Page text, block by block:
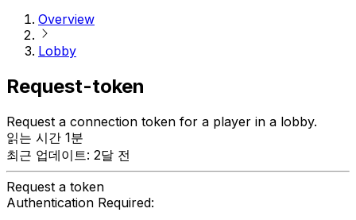
Overview
Lobby
Request-token
Request a connection token for a player in a lobby.
읽는 시간 1분
최근 업데이트: 2달 전
Request a token
Authentication Required: